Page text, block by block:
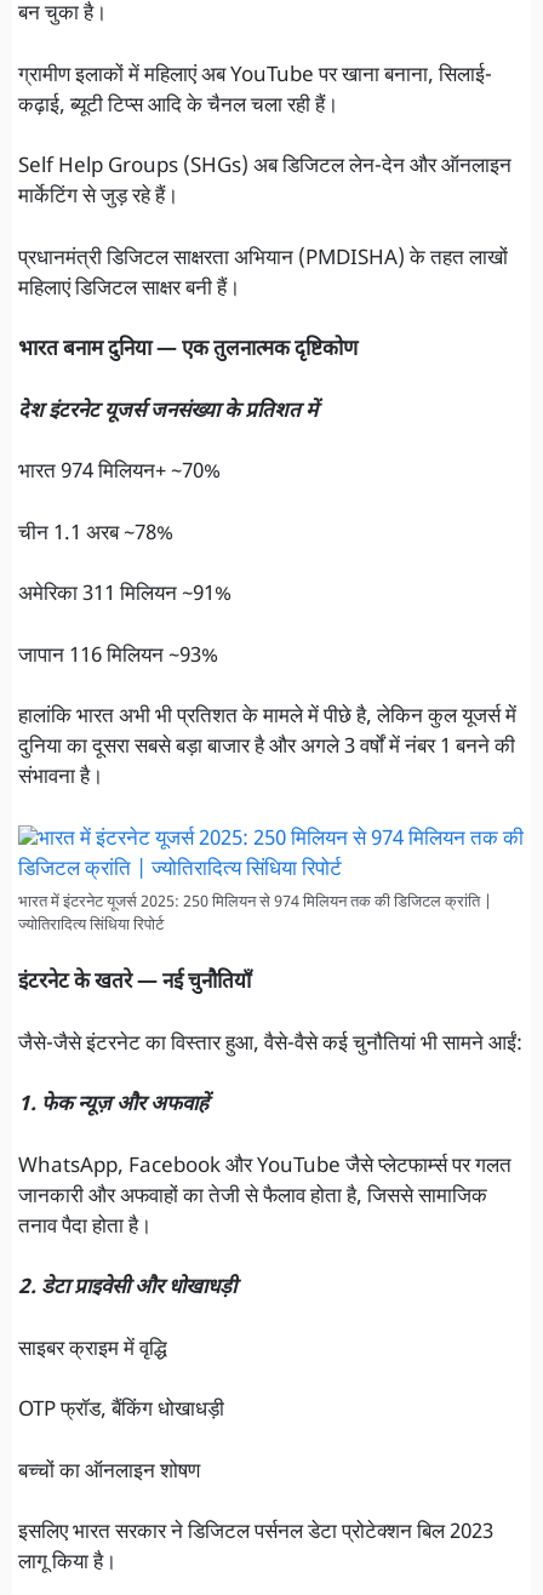
बन चुका है।
ग्रामीण इलाकों में महिलाएं अब YouTube पर खाना बनाना, सिलाई-
कढ़ाई, ब्यूटी टिप्स आदि के चैनल चला रही हैं।
Self Help Groups (SHGs) अब डिजिटल लेन-देन और ऑनलाइन
मार्केटिंग से जुड़ रहे हैं।
प्रधानमंत्री डिजिटल साक्षरता अभियान (PMDISHA) के तहत लाखों
महिलाएं डिजिटल साक्षर बनी हैं।
भारत बनाम दुनिया — एक तुलनात्मक दृष्टिकोण
देश इंटरनेट यूजर्स जनसंख्या के प्रतिशत में
भारत 974 मिलियन+ ~70%
चीन 1.1 अरब ~78%
अमेरिका 311 मिलियन ~91%
जापान 116 मिलियन ~93%
हालांकि भारत अभी भी प्रतिशत के मामले में पीछे है, लेकिन कुल यूजर्स में
दुनिया का दूसरा सबसे बड़ा बाजार है और अगले 3 वर्षों में नंबर 1 बनने की
संभावना है।
भारत में इंटरनेट यूजर्स 2025: 250 मिलियन से 974 मिलियन तक की डिजिटल क्रांति |
ज्योतिरादित्य सिंधिया रिपोर्ट
इंटरनेट के खतरे — नई चुनौतियाँ
जैसे-जैसे इंटरनेट का विस्तार हुआ, वैसे-वैसे कई चुनौतियां भी सामने आईं:
1. फेक न्यूज़ और अफवाहें
WhatsApp, Facebook और YouTube जैसे प्लेटफार्म्स पर गलत
जानकारी और अफवाहों का तेजी से फैलाव होता है, जिससे सामाजिक
तनाव पैदा होता है।
2. डेटा प्राइवेसी और धोखाधड़ी
साइबर क्राइम में वृद्धि
OTP फ्रॉड, बैंकिंग धोखाधड़ी
बच्चों का ऑनलाइन शोषण
इसलिए भारत सरकार ने डिजिटल पर्सनल डेटा प्रोटेक्शन बिल 2023
लागू किया है।